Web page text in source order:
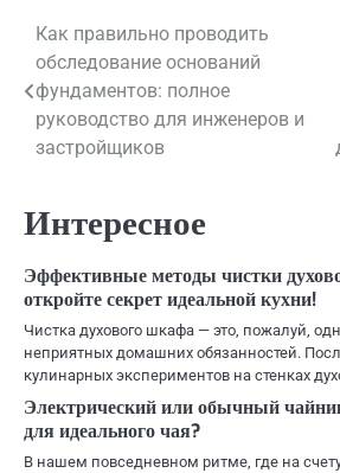
Навигация
по
записям
Как правильно проводить
обследование оснований
фундаментов: полное
руководство для инженеров и
застройщиков
Интересное
Эффективные методы чистки
откройте секрет идеальной кухни!
Чистка духового шкафа — это, пожалуй,
неприятных домашних обязанностей.
кулинарных экспериментов на стенках
Электрический или обычный
для идеального чая?
В нашем повседневном ритме, где на